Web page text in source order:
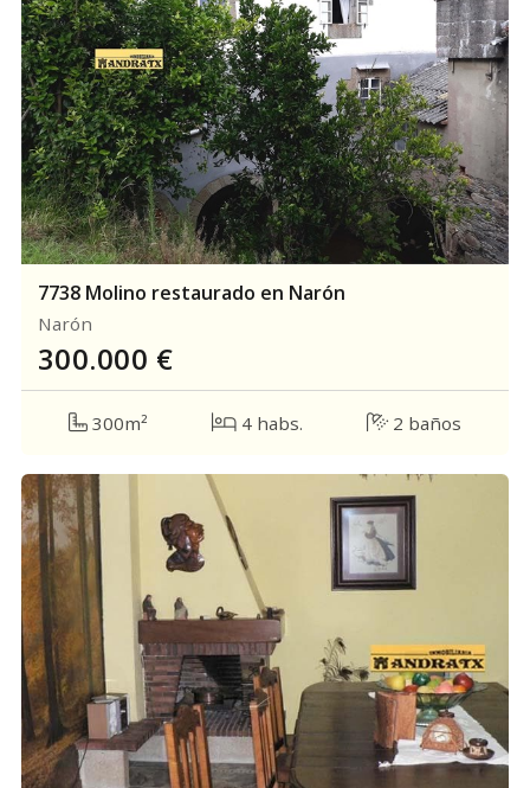
7738 Molino restaurado en Narón
300.000 €
300m² 4 habs. 2 baños
Narón